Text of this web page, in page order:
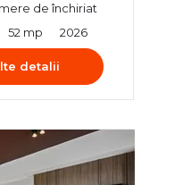
de închiriat
52 mp 2026
detalii